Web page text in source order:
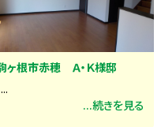
ヶ根市赤穂 Ａ・Ｋ様邸
...
...続きを見る